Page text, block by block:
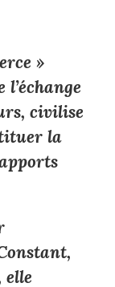
»
l’échange
civilise
la